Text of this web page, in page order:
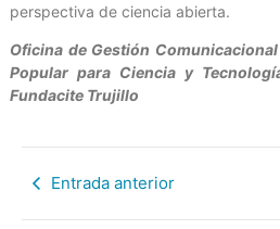
perspectiva de ciencia abierta.
Oficina de Gestión
Popular para Ciencia y
Fundacite Trujillo
Entrada anterior